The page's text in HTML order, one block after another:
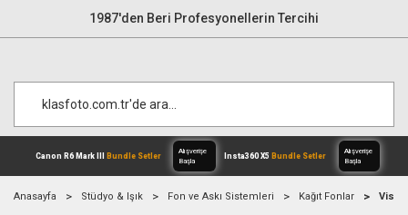
1987'den Beri Profesyonellerin Tercihi
Anasayfa Stüdyo & Işık Fon ve Askı Sistemleri Kağıt Fonlar